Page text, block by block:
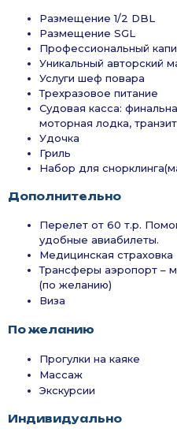
Размещение 1/2 DBL
Размещение SGL
Профессиональный
Уникальный авторский
Услуги шеф повара
Трехразовое питание
Судовая касса:
моторная лодка,
Удочка
Гриль
Набор для
Дополнительно
Перелет от 60 т.р.
удобные авиабилеты.
Медицинская страховка
Трансферы аэропорт –
(по желанию)
Виза
По желанию
Прогулки на каяке
Массаж
Экскурсии
Индивидуально